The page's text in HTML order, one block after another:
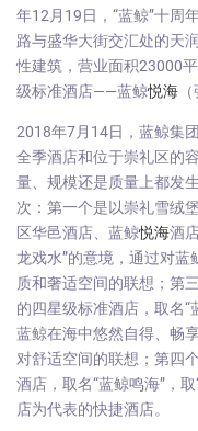
年12月19日，“蓝鲸”十周
路与盛华大街交汇处的天
性建筑，营业面积23000
级标准酒店——蓝鲸悦海
2018年7月14日，蓝鲸集
全季酒店和位于崇礼区的
量、规模还是质量上都发
次：第一个是以崇礼雪绒
区华邑酒店、蓝鲸悦海酒
龙戏水”的意境，通过对
质和奢适空间的联想；第
的四星级标准酒店，取名“
蓝鲸在海中悠然自得、畅
对舒适空间的联想；第四
酒店，取名“蓝鲸鸣海”，
店为代表的快捷酒店。